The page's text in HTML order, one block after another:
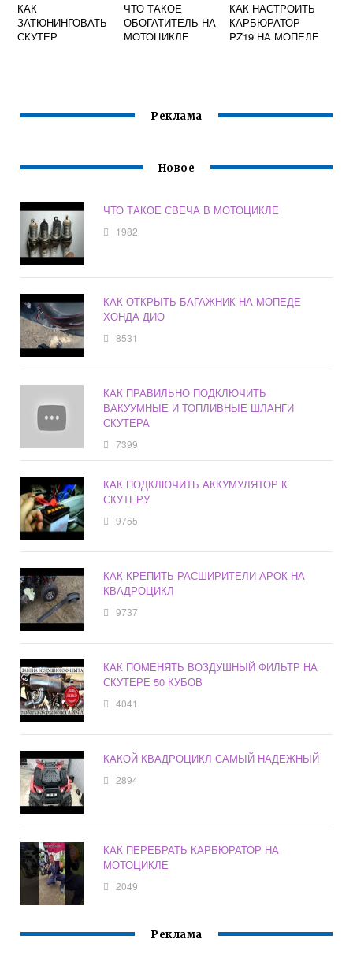
КАК
ЗАТЮНИНГОВАТЬ
СКУТЕР
ЧТО ТАКОЕ
ОБОГАТИТЕЛЬ НА
МОТОЦИКЛЕ
КАК НАСТРОИТЬ
КАРБЮРАТОР
PZ19 НА МОПЕДЕ
Реклама
Новое
ЧТО ТАКОЕ СВЕЧА В МОТОЦИКЛЕ
1982
КАК ОТКРЫТЬ БАГАЖНИК НА МОПЕДЕ
ХОНДА ДИО
8531
КАК ПРАВИЛЬНО ПОДКЛЮЧИТЬ
ВАКУУМНЫЕ И ТОПЛИВНЫЕ ШЛАНГИ
СКУТЕРА
7399
КАК ПОДКЛЮЧИТЬ АККУМУЛЯТОР К
СКУТЕРУ
9755
КАК КРЕПИТЬ РАСШИРИТЕЛИ АРОК НА
КВАДРОЦИКЛ
9737
КАК ПОМЕНЯТЬ ВОЗДУШНЫЙ ФИЛЬТР НА
СКУТЕРЕ 50 КУБОВ
4041
КАКОЙ КВАДРОЦИКЛ САМЫЙ НАДЕЖНЫЙ
2894
КАК ПЕРЕБРАТЬ КАРБЮРАТОР НА
МОТОЦИКЛЕ
2049
Реклама